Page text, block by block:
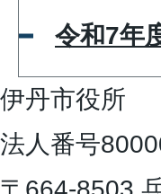
令和7年
伊丹市役所
法人番号